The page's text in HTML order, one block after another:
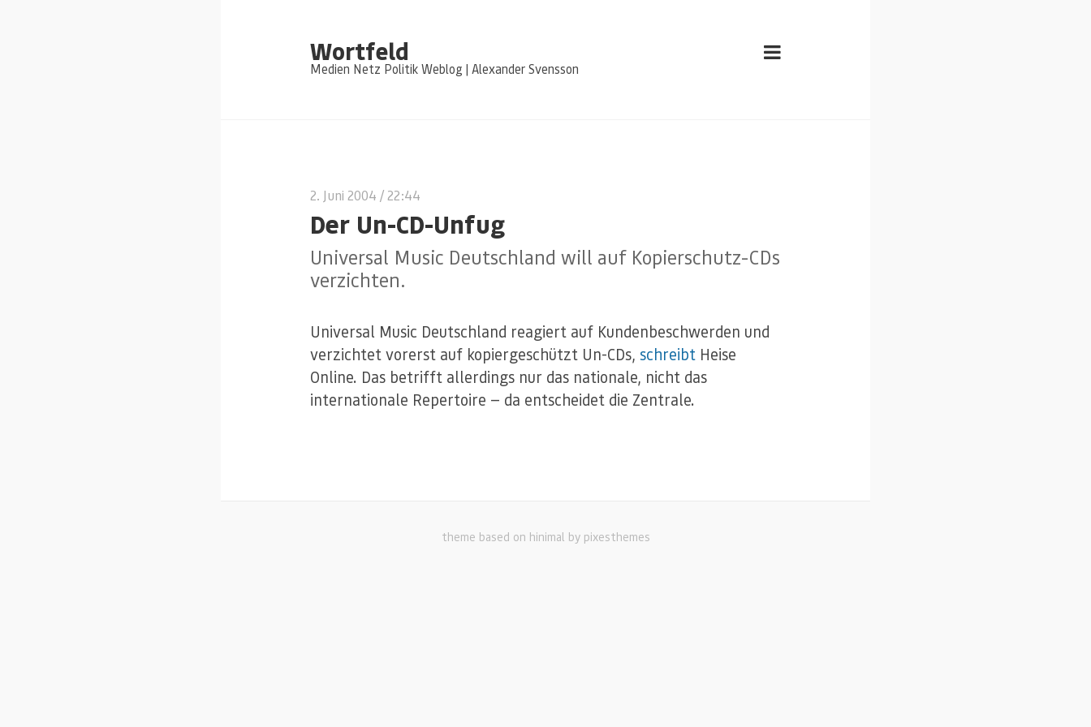
Wortfeld
Medien Netz Politik Weblog | Alexander Svensson
2. Juni 2004 / 22:44
Der Un-CD-Unfug
Universal Music Deutschland will auf Kopierschutz-CDs
verzichten.
Universal Music Deutschland reagiert auf Kundenbeschwerden und
verzichtet vorerst auf kopiergeschützt Un-CDs, schreibt Heise
Online. Das betrifft allerdings nur das nationale, nicht das
internationale Repertoire — da entscheidet die Zentrale.
theme based on hinimal by pixesthemes